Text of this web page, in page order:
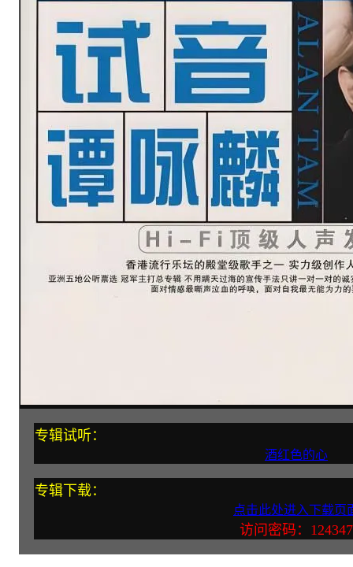
专辑试听：
酒红色的心
专辑下载：
点击此处进入下载页
访问密码：124347